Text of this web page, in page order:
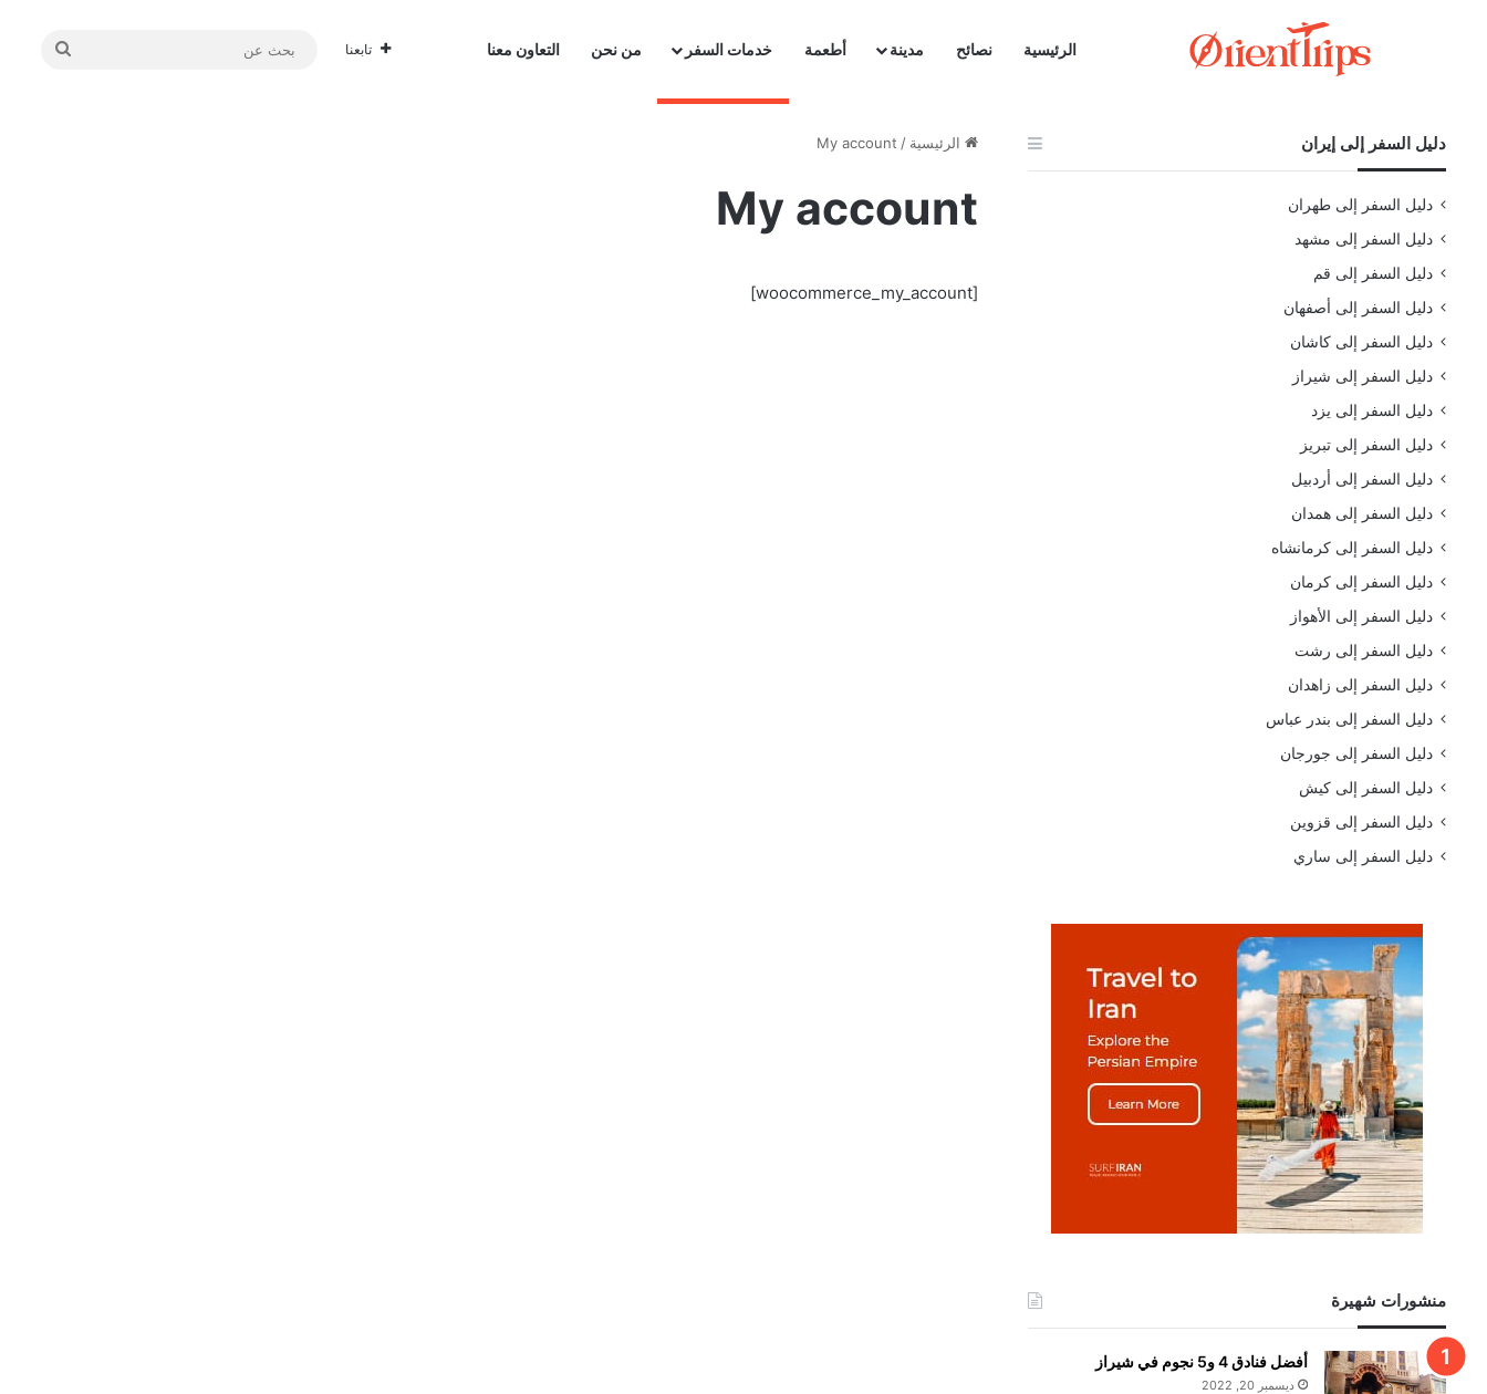
الرئيسية نصائح مدينة أطعمة خدمات السفر من نحن التعاون معنا تابعنا
بحث
الرئيسية /
My account
My account
[woocommerce_my_account]
دليل السفر إلى إيران
دليل السفر إلى طهران
دليل السفر إلى مشهد
دليل السفر إلى قم
دليل السفر إلى أصفهان
دليل السفر إلى كاشان
دليل السفر إلى شيراز
دليل السفر إلى يزد
دليل السفر إلى تبريز
دليل السفر إلى أردبيل
دليل السفر إلى همدان
دليل السفر إلى كرمانشاه
دليل السفر إلى كرمان
دليل السفر إلى الأهواز
دليل السفر إلى رشت
دليل السفر إلى زاهدان
دليل السفر إلى بندر عباس
دليل السفر إلى جورجان
دليل السفر إلى كيش
دليل السفر إلى قزوين
دليل السفر إلى ساري
منشورات شهيرة
أفضل فنادق 4 و5 نجوم في شيراز
ديسمبر 20, 2022